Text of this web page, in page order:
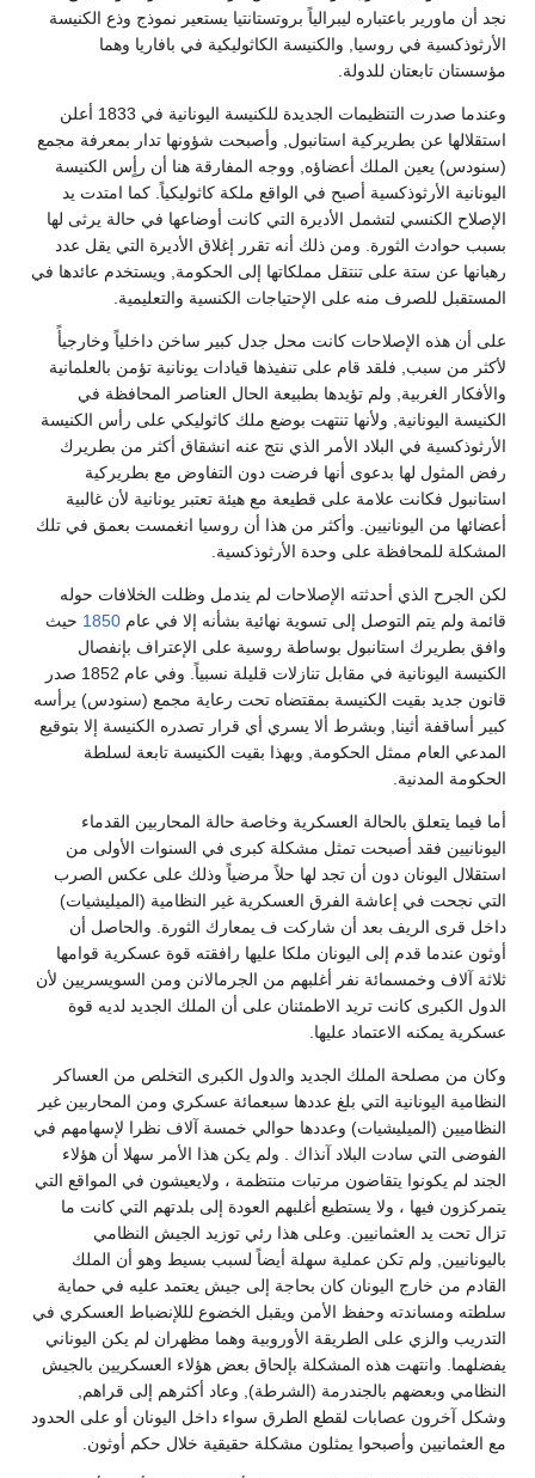
نجد أن ماورير باعتباره ليبرالياً بروتستانتيا يستعير نموذج وذع الكنيسة
الأرثوذكسية في روسيا, والكنيسة الكاثوليكية في بافاريا وهما
مؤسستان تابعتان للدولة.
وعندما صدرت التنظيمات الجديدة للكنيسة اليونانية في 1833 أعلن
استقلالها عن بطريركية استانبول, وأصبحت شؤونها تدار بمعرفة مجمع
(سنودس) يعين الملك أعضاؤه, ووجه المفارقة هنا أن رأٍس الكنيسة
اليونانية الأرثوذكسية أصبح في الواقع ملكة كاثوليكياً. كما امتدت يد
الإصلاح الكنسي لتشمل الأديرة التي كانت أوضاعها في حالة يرثى لها
بسبب حوادث الثورة. ومن ذلك أنه تقرر إغلاق الأديرة التي يقل عدد
رهبانها عن ستة على تنتقل مملكاتها إلى الحكومة, ويستخدم عائدها في
المستقبل للصرف منه على الإحتياجات الكنسية والتعليمية.
على أن هذه الإصلاحات كانت محل جدل كبير ساخن داخلياً وخارجيأً
لأكثر من سبب, فلقد قام على تنفيذها قيادات يونانية تؤمن بالعلمانية
والأفكار الغربية, ولم تؤيدها بطبيعة الحال العناصر المحافظة في
الكنيسة اليونانية, ولأنها تنتهت بوضع ملك كاثوليكي على رأس الكنيسة
الأرثوذكسية في البلاد الأمر الذي نتج عنه انشقاق أكثر من بطريرك
رفض المثول لها بدعوى أنها فرضت دون التفاوض مع بطريركية
استانبول فكانت علامة على قطيعة مع هيئة تعتبر يونانية لأن غالبية
أعضائها من اليونانيين. وأكثر من هذا أن روسيا انغمست بعمق في تلك
المشكلة للمحافظة على وحدة الأرثوذكسية.
لكن الجرح الذي أحدثته الإصلاحات لم يندمل وظلت الخلافات حوله
قائمة ولم يتم التوصل إلى تسوية نهائية بشأنه إلا في عام 1850 حيث
وافق بطريرك استانبول بوساطة روسية على الإعتراف بإنفصال
الكنيسة اليونانية في مقابل تنازلات قليلة نسبياً. وفي عام 1852 صدر
قانون جديد بقيت الكنيسة بمقتضاه تحت رعاية مجمع (سنودس) يرأسه
كبير أساقفة أثينا, وبشرط ألا يسري أي قرار تصدره الكنيسة إلا بتوقيع
المدعي العام ممثل الحكومة, وبهذا بقيت الكنيسة تابعة لسلطة
الحكومة المدنية.
أما فيما يتعلق بالحالة العسكرية وخاصة حالة المحاربين القدماء
اليونانيين فقد أصبحت تمثل مشكلة كبرى في السنوات الأولى من
استقلال اليونان دون أن تجد لها حلاً مرضياً وذلك على عكس الصرب
التي نجحت في إعاشة الفرق العسكرية غير النظامية (الميليشيات)
داخل قرى الريف بعد أن شاركت ف يمعارك الثورة. والحاصل أن
أوثون عندما قدم إلى اليونان ملكا عليها رافقته قوة عسكرية قوامها
ثلاثة آلاف وخمسمائة نفر أغلبهم من الجرمالانن ومن السويسريين لأن
الدول الكبرى كانت تريد الاطمئنان على أن الملك الجديد لديه قوة
عسكرية يمكنه الاعتماد عليها.
وكان من مصلحة الملك الجديد والدول الكبرى التخلص من العساكر
النظامية اليونانية التي بلغ عددها سبعمائة عسكري ومن المحاربين غير
النظاميين (الميليشيات) وعددها حوالي خمسة آلاف نظرا لإسهامهم في
الفوضى التي سادت البلاد آنذاك . ولم يكن هذا الأمر سهلا أن هؤلاء
الجند لم يكونوا يتقاضون مرتبات منتظمة ، ولايعيشون في المواقع التي
يتمركزون فيها ، ولا يستطيع أغلبهم العودة إلى بلدتهم التي كانت ما
تزال تحت يد العثمانيين. وعلى هذا رئي توزيد الجيش النظامي
باليونانيين, ولم تكن عملية سهلة أيضاً لسبب بسيط وهو أن الملك
القادم من خارج اليونان كان بحاجة إلى جيش يعتمد عليه في حماية
سلطته ومساندته وحفظ الأمن ويقبل الخضوع لللإنضباط العسكري في
التدريب والزي على الطريقة الأوروبية وهما مظهران لم يكن اليوناني
يفضلهما. وانتهت هذه المشكلة بإلحاق بعض هؤلاء العسكريين بالجيش
النظامي وبعضهم بالجندرمة (الشرطة), وعاد أكثرهم إلى قراهم,
وشكل آخرون عصابات لقطع الطرق سواء داخل اليونان أو على الحدود
مع العثمانيين وأصبحوا يمثلون مشكلة حقيقية خلال حكم أوثون.